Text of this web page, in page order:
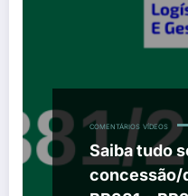
COMENTÁRIOS VÍDEOS
Saiba tudo
concessão/